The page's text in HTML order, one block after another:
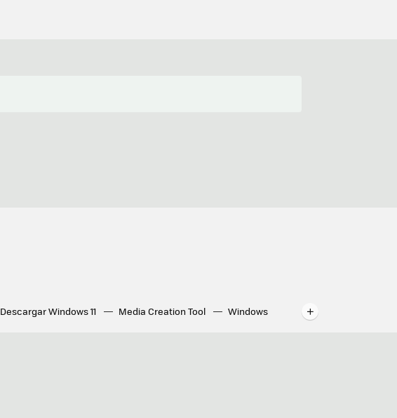
Descargar Windows 11 Media Creation Tool
Windows